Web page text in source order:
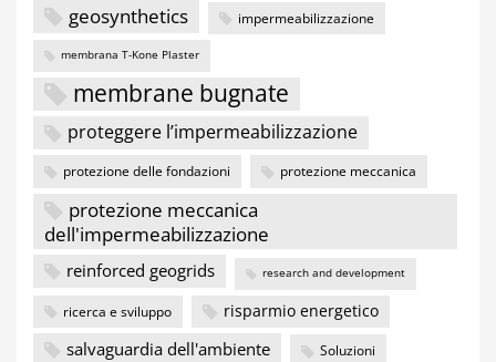
geosynthetics impermeabilizzazione
membrana T-Kone Plaster
membrane bugnate
proteggere l’impermeabilizzazione
protezione delle fondazioni protezione meccanica
protezione meccanica
dell'impermeabilizzazione
reinforced geogrids research and development
ricerca e sviluppo risparmio energetico
salvaguardia dell'ambiente Soluzioni